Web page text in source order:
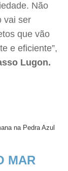
Não
vai ser
que vão
e eficiente”,
Lugon.
na Pedra Azul
MAR